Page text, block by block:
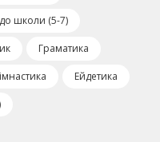
школи (5-7)
Граматика
Ейдетика